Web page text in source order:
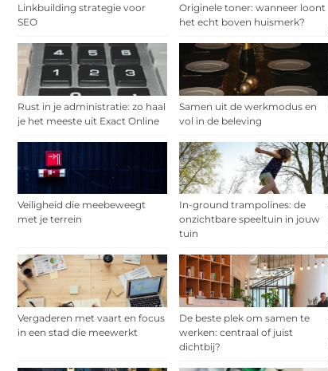
Linkbuilding strategie voor
SEO
Originele toner: wanneer loont
het echt boven huismerk?
Rust in je administratie: zo haal
je het meeste uit Exact Online
Samen uit de werkmodus en
vol in de beleving
Veiligheid die meebeweegt
met je terrein
In-ground trampolines: de
onzichtbare speeltuin in jouw
tuin
Vergaderen met vaart en focus
in een stad die meewerkt
De beste plek om samen te
werken: centraal of juist
dichtbij?